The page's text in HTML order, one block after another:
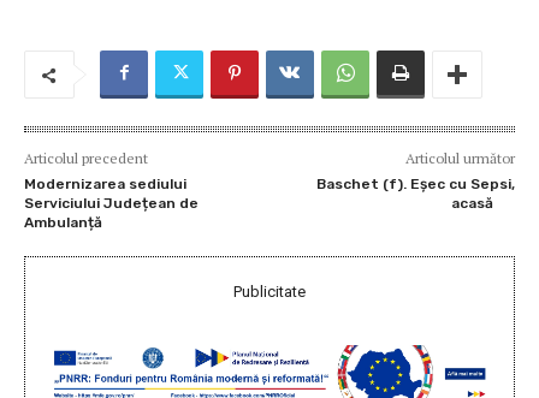
Articolul precedent
Modernizarea sediului
Serviciului Județean de
Ambulanță
Articolul următor
Baschet (f). Eșec cu Sepsi,
acasă
Publicitate